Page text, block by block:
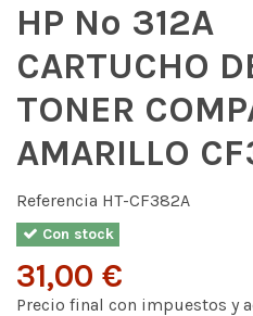
HP Nº 312A
CARTUCHO
TONER
AMARILLO
Referencia HT-CF382A
Con stock
31,00 €
Precio final con impuestos y